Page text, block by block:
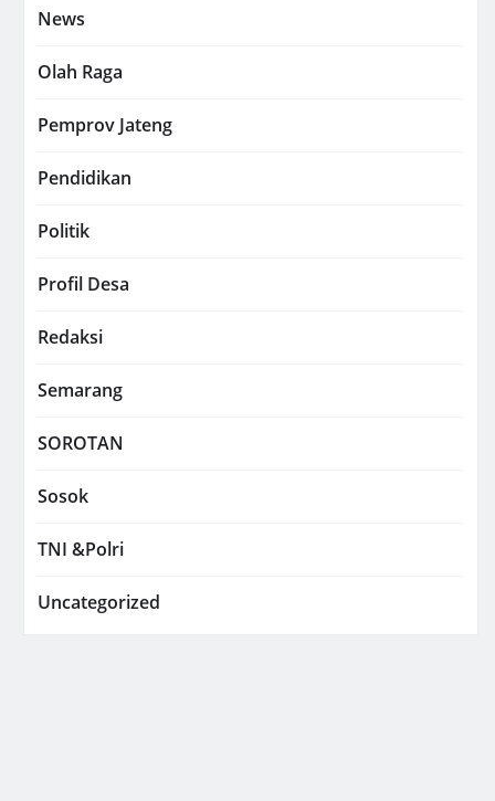
News
Olah Raga
Pemprov Jateng
Pendidikan
Politik
Profil Desa
Redaksi
Semarang
SOROTAN
Sosok
TNI &Polri
Uncategorized